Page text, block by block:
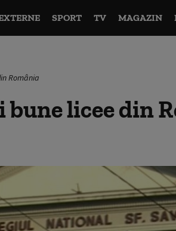
SPORT TV MAGAZIN
România
bune licee din